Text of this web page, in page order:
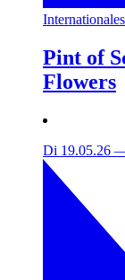
Pint of
Flowers
Di 19.05.26